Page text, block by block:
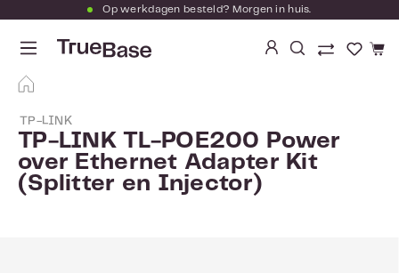
Ga naar de hoofdinhoud
Op werkdagen besteld? Morgen in huis.
Je
TP-LINK
TP-LINK TL-POE200 Power
over Ethernet Adapter Kit
(Splitter en Injector)